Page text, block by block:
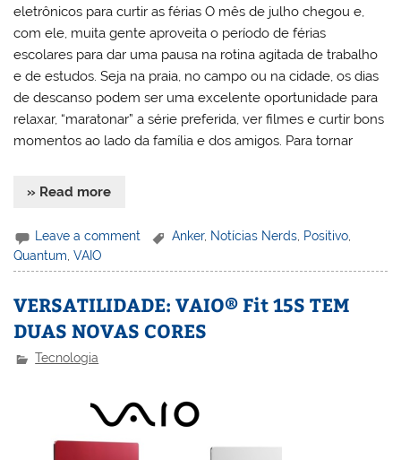
eletrônicos para curtir as férias O mês de julho chegou e,
com ele, muita gente aproveita o período de férias
escolares para dar uma pausa na rotina agitada de trabalho
e de estudos. Seja na praia, no campo ou na cidade, os dias
de descanso podem ser uma excelente oportunidade para
relaxar, “maratonar” a série preferida, ver filmes e curtir bons
momentos ao lado da família e dos amigos. Para tornar
» Read more
Leave a comment Anker, Notícias Nerds Positivo
Quantum ,VAIO
VERSATILIDADE: VAIO® Fit 15S TEM
DUAS NOVAS CORES
Tecnologia